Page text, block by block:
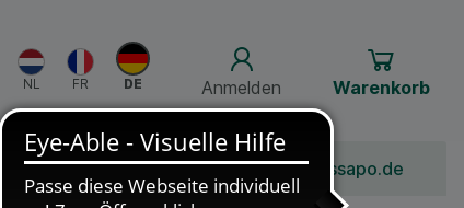
Anmelden Warenkorb
Bonusprogramm Jobs Über Schlossapo.de